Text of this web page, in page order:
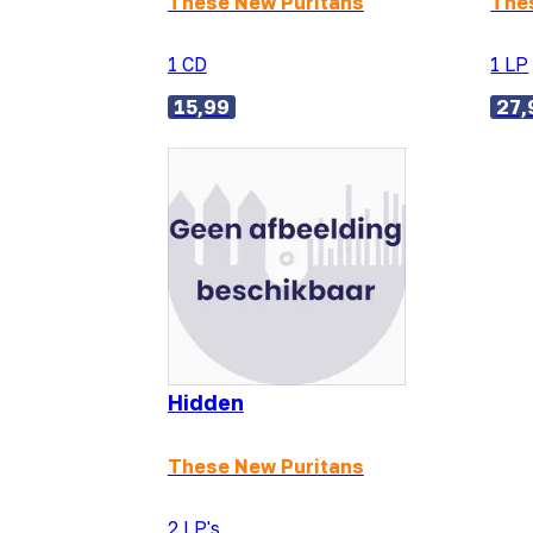
1 CD
15,99
1 LP
Hidden
These New Puritans